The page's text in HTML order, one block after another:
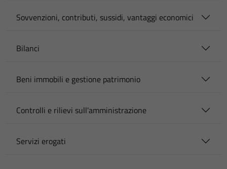
Sovvenzioni, contributi, sussidi, vantaggi economici
Bilanci
Beni immobili e gestione patrimonio
Controlli e rilievi sull'amministrazione
Servizi erogati